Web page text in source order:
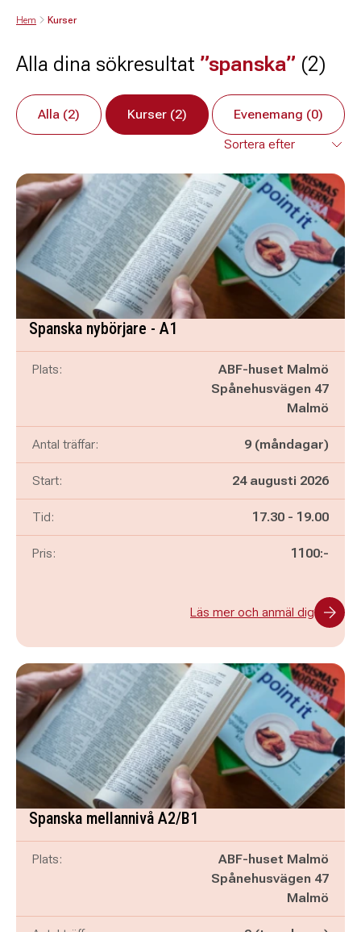
Hem Kurser
Alla dina sökresultat ”spanska” (2)
Alla (2) Kurser (2) Evenemang (0)
Spanska nybörjare - A1
Plats:
ABF-huset Malmö
Spånehusvägen 47
Malmö
Antal träffar: 9 (måndagar)
Start: 24 augusti 2026
Tid: Pågår mellan
17.30 - och
19.00
Pris: 1100:-
Läs mer och anmäl dig
Spanska mellannivå A2/B1
Plats:
ABF-huset Malmö
Spånehusvägen 47
Malmö